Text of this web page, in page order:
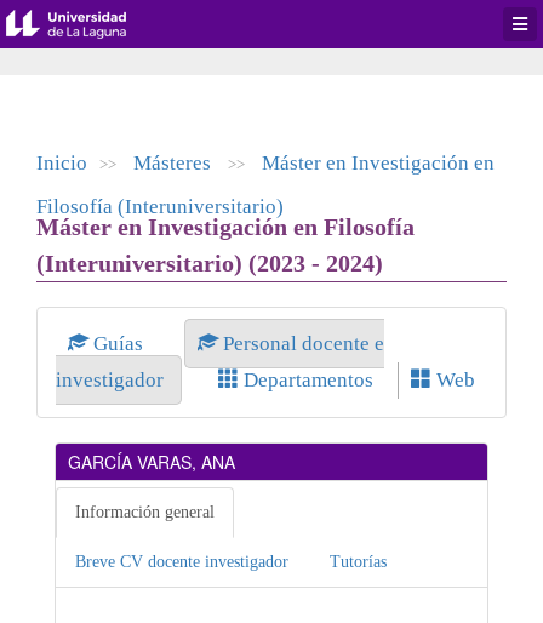
Inicio >> Másteres >>
Máster en Investigación en
Filosofía (Interuniversitario)
Máster en Investigación en Filosofía
(Interuniversitario) (2023 - 2024)
Guías
Personal docente e
investigador
Departamentos Web
GARCÍA VARAS, ANA
Información general
Breve CV docente investigador Tutorías